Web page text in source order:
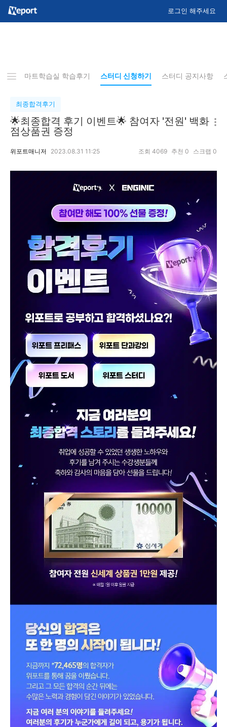
로그인 해주세요
스마트학습실 학습후기 스터디 신청하기 스터디 공지사항
최종합격후기
🌟최종합격 후기 이벤트🌟 참여자 '전원' 백화
점상품권 증정
위포트매니저 2023.08.31 11:25 조회 4069 추천 0 스크랩 0